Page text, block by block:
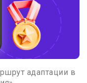
адаптации в